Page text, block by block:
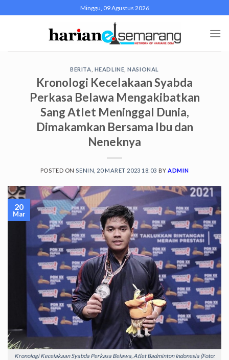
to
Minggu, 09 Agustus 2026
BERITA HEADLINE ,NASIONAL
Kronologi Kecelakaan Syabda
Perkasa Belawa Mengakibatkan
Sang Atlet Meninggal Dunia,
Dimakamkan Bersama Ibu dan
Neneknya
POSTED ON SENIN, 20 MARET 2023 18:03 BY ADMIN
Kronologi Kecelakaan Syabda Perkasa Belawa, Atlet Badminton Indonesia (Foto:
20
Mar